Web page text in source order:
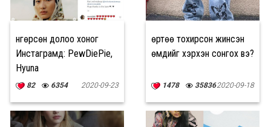
Өнгөрсөн долоо хоног
Инстаграмд: PewDiePie,
Hyuna
82 6354 2020-09-23
Өөртөө тохирсон жинсэн
өмдийг хэрхэн сонгох вэ?
1478 358362020-09-18